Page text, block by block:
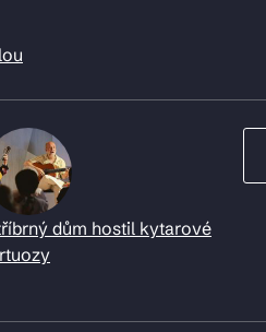
dům hostil kytarové